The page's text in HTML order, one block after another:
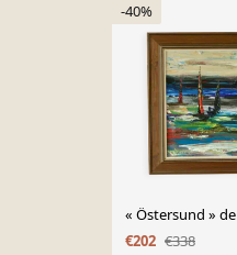
-40%
« Östersund »
€202 €338